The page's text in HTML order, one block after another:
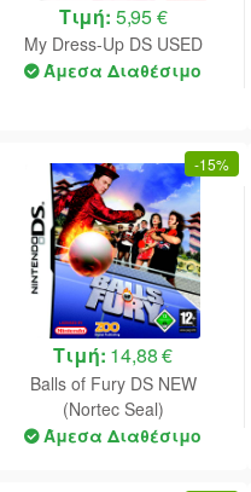
Τιμή: 5,95 €
My Dress-Up DS USED
Άμεσα Διαθέσιμο
-15%
Τιμή: 14,88 €
Balls of Fury DS NEW
(Nortec Seal)
Άμεσα Διαθέσιμο